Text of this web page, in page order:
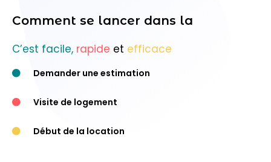
Comment se lancer dans la
C’est facile, rapide et efficace
Demander une estimation
Visite de logement
Début de la location